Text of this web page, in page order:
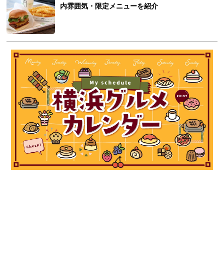
内雰囲気・限定メニューを紹介